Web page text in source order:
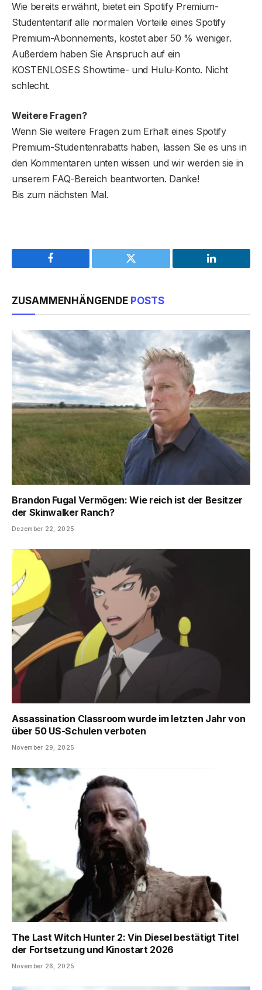
Wie bereits erwähnt, bietet ein Spotify Premium-
Studententarif alle normalen Vorteile eines Spotify
Premium-Abonnements, kostet aber 50 % weniger.
Außerdem haben Sie Anspruch auf ein
KOSTENLOSES Showtime- und Hulu-Konto. Nicht
schlecht.
Weitere Fragen?
Wenn Sie weitere Fragen zum Erhalt eines Spotify
Premium-Studentenrabatts haben, lassen Sie es uns in
den Kommentaren unten wissen und wir werden sie in
unserem FAQ-Bereich beantworten. Danke!
Bis zum nächsten Mal.
Facebook Twitter LinkedIn
ZUSAMMENHÄNGENDE POSTS
Brandon Fugal Vermögen: Wie reich ist der Besitzer
der Skinwalker Ranch?
Dezember 22, 2025
Assassination Classroom wurde im letzten Jahr von
über 50 US-Schulen verboten
November 29, 2025
The Last Witch Hunter 2: Vin Diesel bestätigt Titel
der Fortsetzung und Kinostart 2026
November 26, 2025